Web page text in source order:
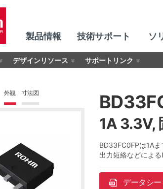
製品情報 技術サポート ソ
デザインリソース サポートリンク
外観 寸法図
1A 3.3V,
BD33FC0FPは1A
出力短絡などによ
データシー